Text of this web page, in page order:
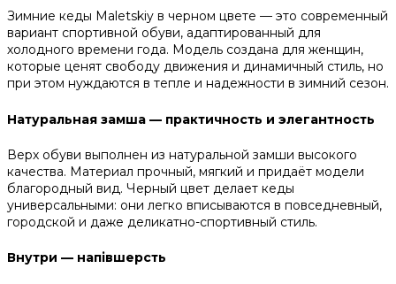
Зимние кеды Maletskiy в черном цвете — это современный
вариант спортивной обуви, адаптированный для
холодного времени года. Модель создана для женщин,
которые ценят свободу движения и динамичный стиль, но
при этом нуждаются в тепле и надежности в зимний сезон.
Натуральная замша — практичность и элегантность
Верх обуви выполнен из натуральной замши высокого
качества. Материал прочный, мягкий и придаёт модели
благородный вид. Черный цвет делает кеды
универсальными: они легко вписываются в повседневный,
городской и даже деликатно-спортивный стиль.
Внутри — напівшерсть